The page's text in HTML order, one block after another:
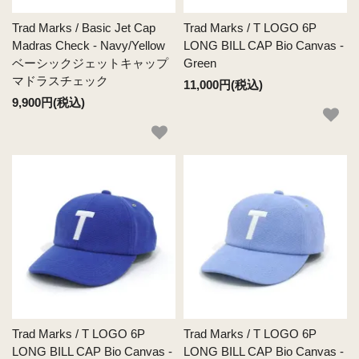
Trad Marks / Basic Jet Cap
Madras Check - Navy/Yellow
ベーシックジェットキャップ
マドラスチェック
9,900円(税込)
Trad Marks / T LOGO 6P
LONG BILL CAP Bio Canvas -
Green
11,000円(税込)
Trad Marks / T LOGO 6P
LONG BILL CAP Bio Canvas -
Trad Marks / T LOGO 6P
LONG BILL CAP Bio Canvas -